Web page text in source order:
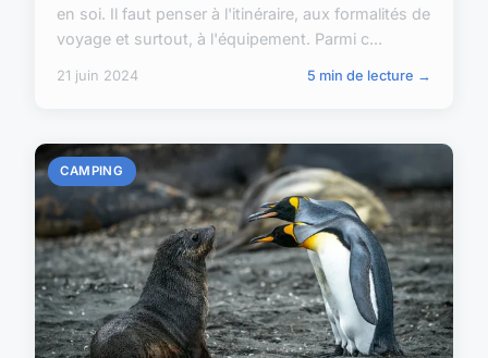
en soi. Il faut penser à l'itinéraire, aux formalités de
voyage et surtout, à l'équipement. Parmi c...
21 juin 2024 5 min de lecture →
CAMPING